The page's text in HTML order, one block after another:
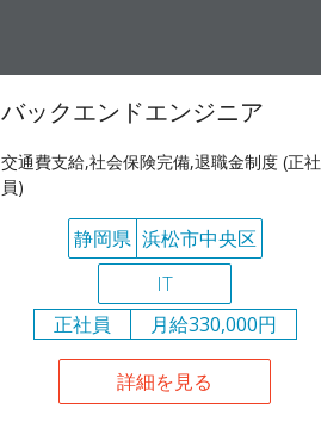
バックエンドエンジニア
交通費支給,社会保険完備,退職金制度 (正社
員)
静岡県 浜松市中央区
IT
正社員
月給330,000円
詳細を見る